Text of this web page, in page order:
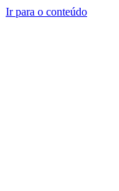
Ir para o conteúdo